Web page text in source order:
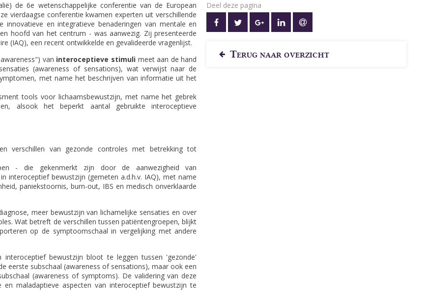
de 6e wetenschappelijke conferentie van de European
vierdaagse conferentie kwamen experten uit verschillende
en integratieve benaderingen van mentale en
hoofd van het centrum - was aanwezig. Zij presenteerde
(IAQ), een recent ontwikkelde en gevalideerde vragenlijst.
van interoceptieve stimuli meet aan de hand
(awareness of sensations), wat verwijst naar de
met name het beschrijven van informatie uit het
tools voor lichaamsbewustzijn, met name het gebrek
alsook het beperkt aantal gebruikte interoceptieve
verschillen van gezonde controles met betrekking tot
- die gekenmerkt zijn door de aanwezigheid van
interoceptief bewustzijn (gemeten a.d.h.v. IAQ), met name
paniekstoornis, burn-out, IBS en medisch onverklaarde
meer bewustzijn van lichamelijke sensaties en over
Wat betreft de verschillen tussen patiëntengroepen, blijkt
op de symptoomschaal in vergelijking met andere
bewustzijn bloot te leggen tussen 'gezonde'
eerste subschaal (awareness of sensations), maar ook een
(awareness of symptoms). De validering van deze
maladaptieve aspecten van interoceptief bewustzijn te
Deel deze pagina
OP FACEBOOKOP TWITTEROP GOOGLE+OP LINKEDIN
Terug naar overzicht